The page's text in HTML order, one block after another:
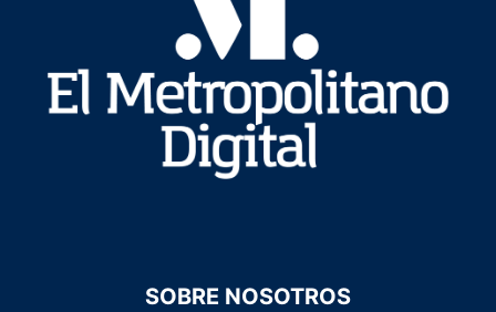
SOBRE NOSOTROS